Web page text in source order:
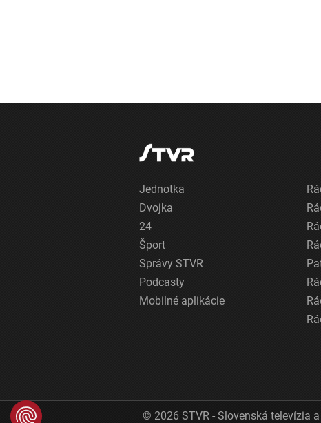
Jednotka
Dvojka
24
Šport
Správy STVR
Podcasty
Mobilné aplikácie
© 2026 STVR - Slovenská televízia